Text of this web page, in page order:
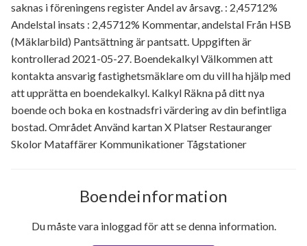
saknas i föreningens register Andel av årsavg. : 2,45712%
Andelstal insats : 2,45712% Kommentar, andelstal Från HSB
(Mäklarbild) Pantsättning är pantsatt. Uppgiften är
kontrollerad 2021-05-27. Boendekalkyl Välkommen att
kontakta ansvarig fastighetsmäklare om du vill ha hjälp med
att upprätta en boendekalkyl. Kalkyl Räkna på ditt nya
boende och boka en kostnadsfri värdering av din befintliga
bostad. Området Använd kartan X Platser Restauranger
Skolor Mataffärer Kommunikationer Tågstationer
Boendeinformation
Du måste vara inloggad för att se denna information.